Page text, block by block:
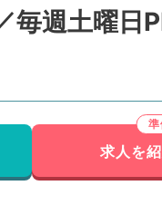
毎週土曜
求人を